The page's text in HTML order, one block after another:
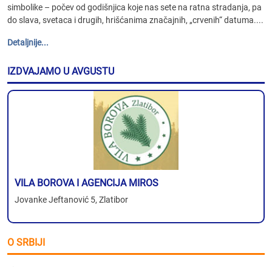
simbolike – počev od godišnjica koje nas sete na ratna stradanja, pa
do slava, svetaca i drugih, hrišćanima značajnih, „crvenih“ datuma....
Detaljnije...
IZDVAJAMO U AVGUSTU
VILA BOROVA I AGENCIJA MIROS
Jovanke Jeftanović 5, Zlatibor
O SRBIJI